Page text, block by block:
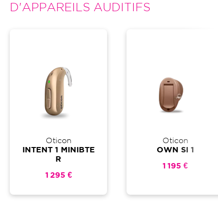
D'APPAREILS AUDITIFS
Oticon
INTENT 1 MINIBTE
R
1 295 €
Oticon
OWN SI 1
1 195 €